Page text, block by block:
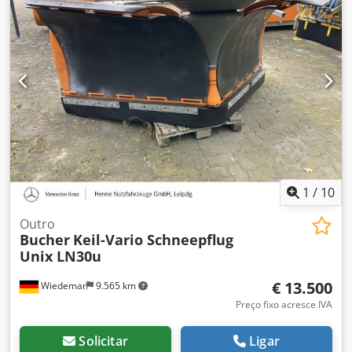
1 / 10
Wiedemar 9.565 km
Outro
Bucher Keil-Vario Schneepflug
Unix LN30u
€ 13.500
Preço fixo acresce IVA
Solicitar Ligar